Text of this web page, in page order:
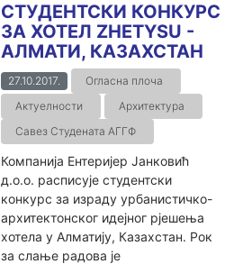
СТУДЕНТСКИ КОНКУРС
ЗА ХОТЕЛ ZHETYSU -
АЛМАТИ, КАЗАХСТАН
27.10.2017.
Огласна плоча
Актуелности
Архитектура
Савез Студената АГГФ
Компанија Ентеријер Јанковић
д.о.о. расписује студентски
конкурс за израду урбанистичко-
архитектонског идејног рјешења
хотела у Алматију, Казахстан. Рок
за слање радова је